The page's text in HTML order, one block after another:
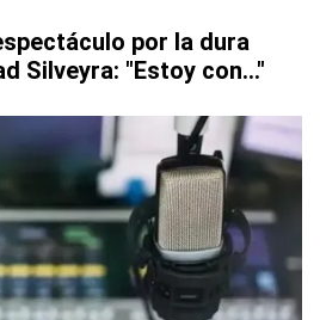
por la dura
Silveyra: "Estoy con..."